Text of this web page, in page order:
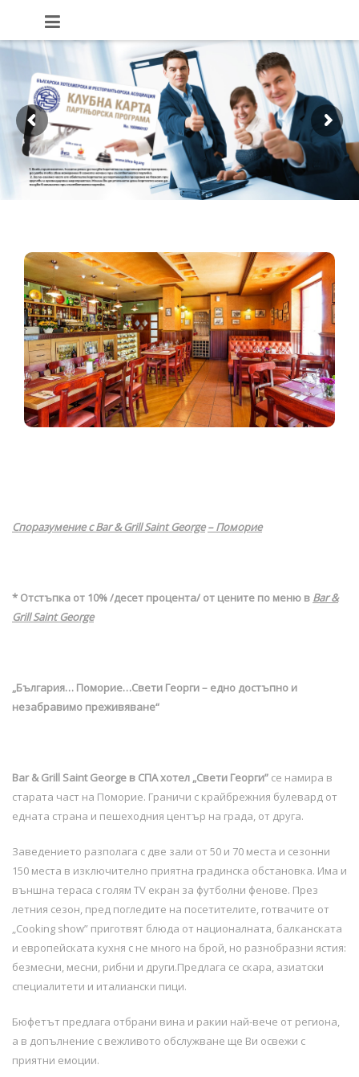
Споразумениес Bar & Grill Saint George – Поморие
* Отстъпка от 10% /десет процента/ от цените по меню в Bar &
Grill Saint George
„България… Поморие…Свети Георги – едно достъпно и
незабравимо преживяване“
Bar & Grill Saint George в СПА хотел „Свети Георги” се намира в
старата част на Поморие. Граничи с крайбрежния булевард от
едната страна и пешеходния център на града, от друга.
Заведението разполага с две зали от 50 и 70 места и сезонни
150 места в изключително приятна градинска обстановка. Има и
външна тераса с голям TV екран за футболни фенове. През
летния сезон, пред погледите на посетителите, готвачите от
„Cooking show” приготвят блюда от националната, балканската
и европейската кухня с не много на брой, но разнобразни ястия:
безмесни, месни, рибни и други.Предлага се скара, азиатски
специалитети и италиански пици.
Бюфетът предлага отбрани вина и ракии най-вече от региона,
а в допълнение с вежливото обслужване ще Ви освежи с
приятни емоции.